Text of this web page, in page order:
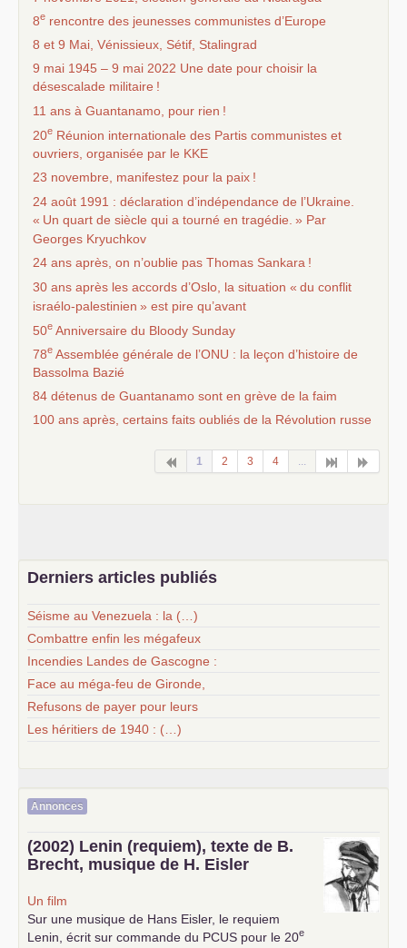
8e rencontre des jeunesses communistes d’Europe
8 et 9 Mai, Vénissieux, Sétif, Stalingrad
9 mai 1945 – 9 mai 2022 Une date pour choisir la
désescalade militaire !
11 ans à Guantanamo, pour rien !
20e Réunion internationale des Partis communistes et
ouvriers, organisée par le KKE
23 novembre, manifestez pour la paix !
24 août 1991 : déclaration d’indépendance de l’Ukraine.
« Un quart de siècle qui a tourné en tragédie. » Par
Georges Kryuchkov
24 ans après, on n’oublie pas Thomas Sankara !
30 ans après les accords d’Oslo, la situation « du conflit
israélo-palestinien » est pire qu’avant
50e Anniversaire du Bloody Sunday
78e Assemblée générale de l’ONU : la leçon d’histoire de
Bassolma Bazié
84 détenus de Guantanamo sont en grève de la faim
100 ans après, certains faits oubliés de la Révolution russe
1 2 3 4
Derniers articles publiés
Séisme au Venezuela : la (…)
Combattre enfin les mégafeux
Incendies Landes de Gascogne :
Face au méga-feu de Gironde,
Refusons de payer pour leurs
Les héritiers de 1940 : (…)
Annonces
(2002) Lenin (requiem), texte de B.
Brecht, musique de H. Eisler
Un film
Sur une musique de Hans Eisler, le requiem
Lenin, écrit sur commande du PCUS pour le 20e